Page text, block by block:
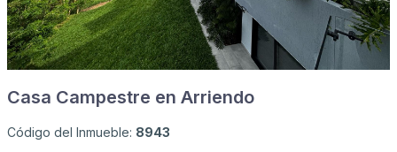
Casa Campestre en Arriendo
Código del Inmueble: 8943